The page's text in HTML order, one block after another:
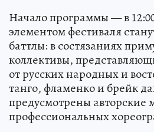
Начало программы — в
элементом фестиваля
баттлы: в состязаниях
коллективы,
от русских народных и
танго, фламенко и брейк
предусмотрены авторские
профессиональных